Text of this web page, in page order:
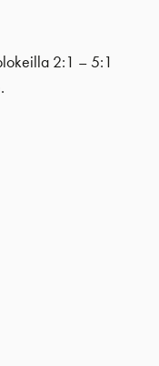
2:1 – 5:1